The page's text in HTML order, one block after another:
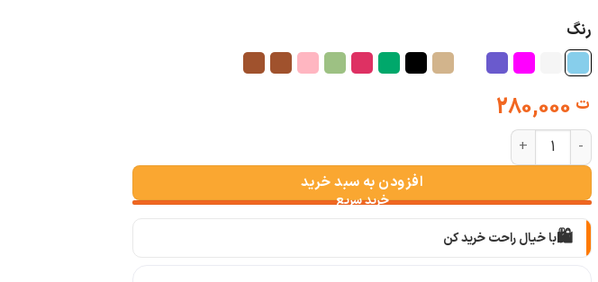
رنگ
ت
بادی آستین کوتاه کبریتی عدد
افزودن به سبد خرید
🛍️با خیال راحت خرید کن